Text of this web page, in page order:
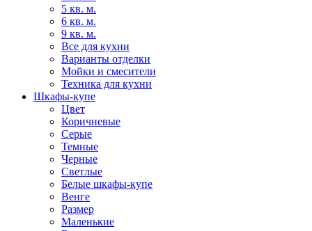
5 кв. м.
6 кв. м.
9 кв. м.
Все для кухни
Варианты отделки
Мойки и смесители
Техника для кухни
Шкафы-купе
Цвет
Коричневые
Серые
Темные
Черные
Светлые
Белые шкафы-купе
Венге
Размер
Маленькие